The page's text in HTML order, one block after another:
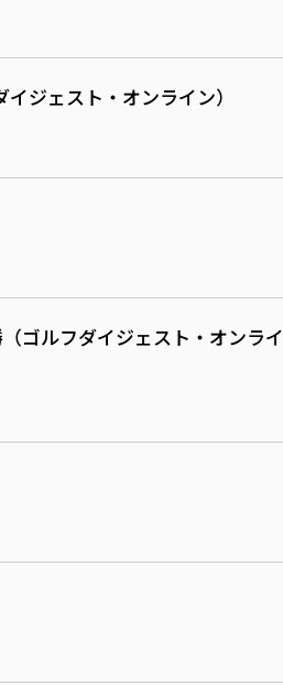
ジェスト・オンライン）
ゴルフダイジェスト・オンライ